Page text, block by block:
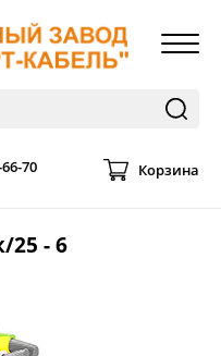
70 Корзина
25 - 6